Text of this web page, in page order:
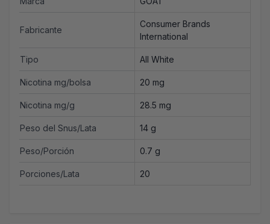
Fabricante
Consumer Brands
International
Tipo All White
Nicotina mg/bolsa 20 mg
Nicotina mg/g 28.5 mg
Peso del Snus/Lata 14 g
Peso/Porción 0.7 g
Porciones/Lata 20